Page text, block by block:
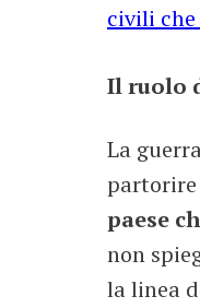
civili
Il ruolo
La
partorire
paese
non
la linea